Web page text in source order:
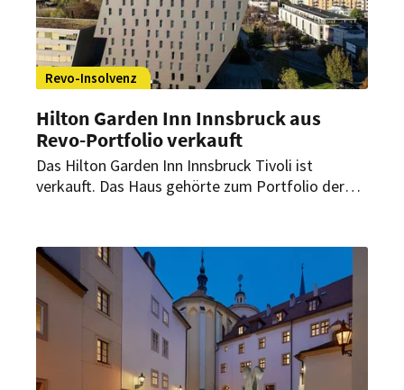
Revo-Insolvenz
Hilton Garden Inn Innsbruck aus
Revo-Portfolio verkauft
Das Hilton Garden Inn Innsbruck Tivoli ist
verkauft. Das Haus gehörte zum Portfolio der
betrieben werden.